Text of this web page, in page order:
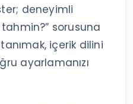
deneyimli
tahmin?” sorusuna
içerik dilini
ayarlamanızı